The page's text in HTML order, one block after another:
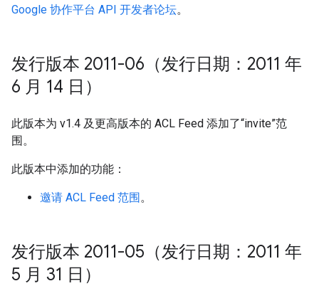
Google 协作平台 API 开发者论坛。
发行版本 2011-06（发行日期：2011 年
6 月 14 日）
此版本为 v1.4 及更高版本的 ACL Feed 添加了“invite”范
围。
此版本中添加的功能：
邀请 ACL Feed 范围。
发行版本 2011-05（发行日期：2011 年
5 月 31 日）